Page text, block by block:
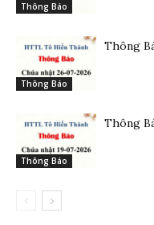
Thông Báo
Thông Báo
Thông
Thông Báo
Thông